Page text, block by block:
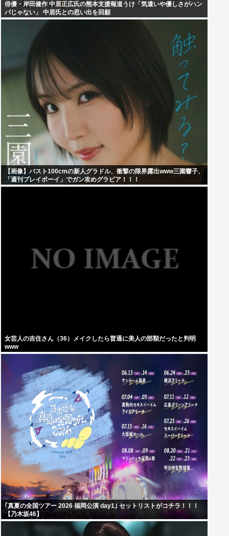
俳優・岸田健作 中居正広氏の熊本支援報道うけ「気遣いや優しさがハン
パじゃない」 中居氏との思い出を回顧
【画像】バスト100cmの新人グラドル、衝撃の限界露出www三園響子、
「週刊プレイボーイ」でガン攻めグラビア！！！
女芸人の吉住さん（36）メイクしたら普通に美人の部類だったと判明
www
｢真夏の全国ツアー 2026 福岡公演 day1｣ セットリストがコチラ！！！
【乃木坂46】